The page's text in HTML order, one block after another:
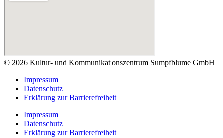
© 2026 Kultur- und Kommunikationszentrum Sumpfblume GmbH
Impressum
Datenschutz
Erklärung zur Barrierefreiheit
Impressum
Datenschutz
Erklärung zur Barrierefreiheit